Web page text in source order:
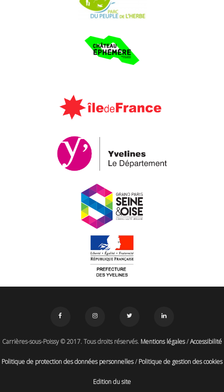
Carrières-sous-Poissy © 2017. Tous droits réservés. Mentions légales/Accessibilité
Politique de protection des données personnelles/Politique de gestion des cookies
Edition du site